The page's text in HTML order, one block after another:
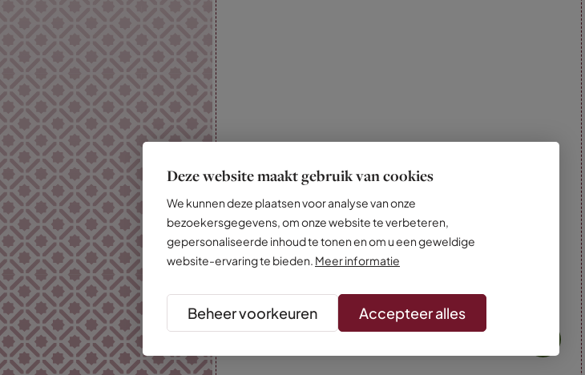
Deze website maakt gebruik van cookies
We kunnen deze plaatsen voor analyse van onze
bezoekersgegevens, om onze website te verbeteren,
gepersonaliseerde inhoud te tonen en om u een geweldige
website-ervaring te bieden. Meer informatie
Beheer voorkeuren Accepteer alles